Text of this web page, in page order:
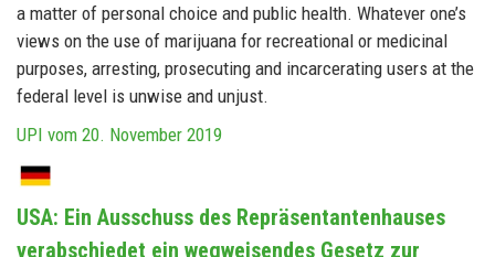
a matter of personal choice and public health. Whatever one’s
views on the use of marijuana for recreational or medicinal
purposes, arresting, prosecuting and incarcerating users at the
federal level is unwise and unjust.
UPI vom 20. November 2019
USA: Ein Ausschuss des Repräsentantenhauses
verabschiedet ein wegweisendes Gesetz zur